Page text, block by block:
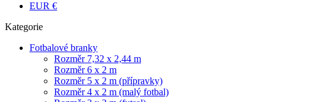
EUR €
Kategorie
Fotbalové branky
Rozměr 7,32 x 2,44 m
Rozměr 6 x 2 m
Rozměr 5 x 2 m (přípravky)
Rozměr 4 x 2 m (malý fotbal)